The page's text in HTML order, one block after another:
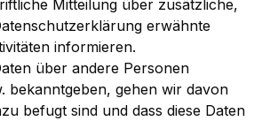
Mitteilung über zusätzliche,
erwähnte
informieren.
über andere Personen
bekanntgeben, gehen wir davon
befugt sind und dass diese Daten